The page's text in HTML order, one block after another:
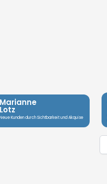
Marianne
Lotz
Neue Kunden durch Sichtbarkeit und Akquise